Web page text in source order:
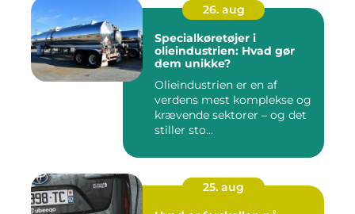
26. aug
Specialkøretøjer i
olieindustrien: Hvad gør
dem unikke?
Olieindustrien er en af
verdens mest komplekse og
krævende sektorer – og det
stiller sto...
25. aug